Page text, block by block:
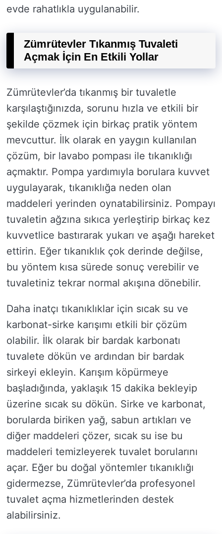
evde rahatlıkla uygulanabilir.
Zümrütevler Tıkanmış Tuvaleti
Açmak İçin En Etkili Yollar
Zümrütevler’da tıkanmış bir tuvaletle
karşılaştığınızda, sorunu hızla ve etkili bir
şekilde çözmek için birkaç pratik yöntem
mevcuttur. İlk olarak en yaygın kullanılan
çözüm, bir lavabo pompası ile tıkanıklığı
açmaktır. Pompa yardımıyla borulara kuvvet
uygulayarak, tıkanıklığa neden olan
maddeleri yerinden oynatabilirsiniz. Pompayı
tuvaletin ağzına sıkıca yerleştirip birkaç kez
kuvvetlice bastırarak yukarı ve aşağı hareket
ettirin. Eğer tıkanıklık çok derinde değilse,
bu yöntem kısa sürede sonuç verebilir ve
tuvaletiniz tekrar normal akışına dönebilir.
Daha inatçı tıkanıklıklar için sıcak su ve
karbonat-sirke karışımı etkili bir çözüm
olabilir. İlk olarak bir bardak karbonatı
tuvalete dökün ve ardından bir bardak
sirkeyi ekleyin. Karışım köpürmeye
başladığında, yaklaşık 15 dakika bekleyip
üzerine sıcak su dökün. Sirke ve karbonat,
borularda biriken yağ, sabun artıkları ve
diğer maddeleri çözer, sıcak su ise bu
maddeleri temizleyerek tuvalet borularını
açar. Eğer bu doğal yöntemler tıkanıklığı
gidermezse, Zümrütevler’da profesyonel
tuvalet açma hizmetlerinden destek
alabilirsiniz.